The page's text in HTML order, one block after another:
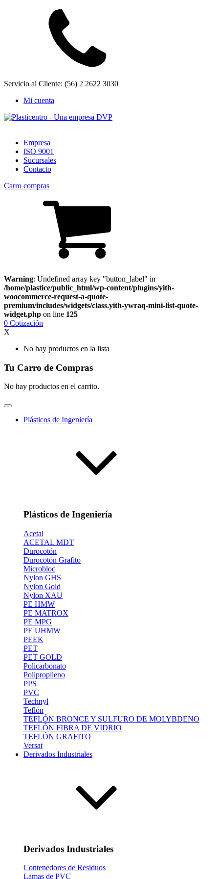
Servicio al Cliente: (56) 2 2622 3030
Mi cuenta
Empresa
ISO 9001
Sucursales
Contacto
Carro compras
Warning: Undefined array key "button_label" in
/home/plastice/public_html/wp-content/plugins/yith-
woocommerce-request-a-quote-
premium/includes/widgets/class.yith-ywraq-mini-list-quote-
widget.php on line 125
0 Cotización
X
No hay productos en la lista
Tu Carro de Compras
No hay productos en el carrito.
Plásticos de Ingeniería
Plásticos de Ingeniería
Acetal
ACETAL MDT
Durocotón
Durocotón Grafito
Microbloc
Nylon GHS
Nylon Gold
Nylon XAU
PE HMW
PE MATROX
PE MPG
PE UHMW
PEEK
PET
PET GOLD
Policarbonato
Polipropileno
PPS
PVC
Technyl
Teflón
TEFLÓN BRONCE Y SULFURO DE MOLYBDENO
TEFLÓN FIBRA DE VIDRIO
TEFLÓN GRAFITO
Versat
Derivados Industriales
Derivados Industriales
Contenedores de Residuos
Lamas de PVC